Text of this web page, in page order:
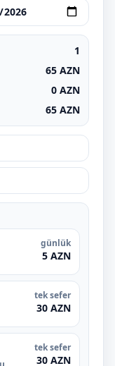
1
65 AZN
0 AZN
65 AZN
günlük
5 AZN
tek sefer
30 AZN
tek sefer
30 AZN